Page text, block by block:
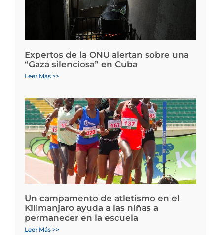
Expertos de la ONU alertan sobre una
“Gaza silenciosa” en Cuba
Leer Más >>
Un campamento de atletismo en el
Kilimanjaro ayuda a las niñas a
permanecer en la escuela
Leer Más >>